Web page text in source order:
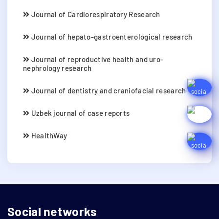
Journal of Cardiorespiratory Research
Journal of hepato-gastroenterological research
Journal of reproductive health and uro-
nephrology research
Journal of dentistry and craniofacial research
Uzbek journal of case reports
HealthWay
Social networks